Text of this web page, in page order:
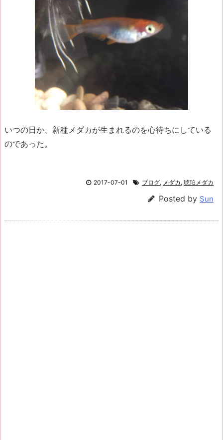
いつの日か、新種メダカが生まれるのを心待ちにしている
のであった。
2017-07-01 ブログ, メダカ , 琥珀メダカ
Posted by Sun